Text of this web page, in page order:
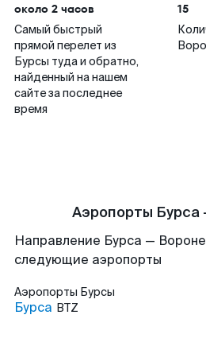
около 2 часов
Самый быстрый
прямой перелет из
Бурсы туда и обратно,
найденный на нашем
сайте за последнее
время
15
Аэропорты
Направление Бурса —
следующие аэропорты
Аэропорты Бурсы
Бурса BTZ